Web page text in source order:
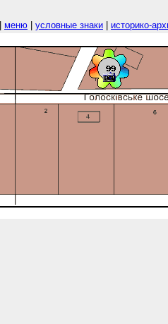
меню условные знаки историко-